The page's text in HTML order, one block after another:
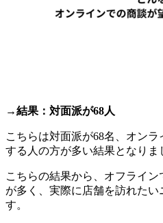
→結果：対面派が68人
こちらは対面派が68名、オン
する人の方が多い結果となりま
こちらの結果から、オフライ
が多く、実際に店舗を訪れたい
す。